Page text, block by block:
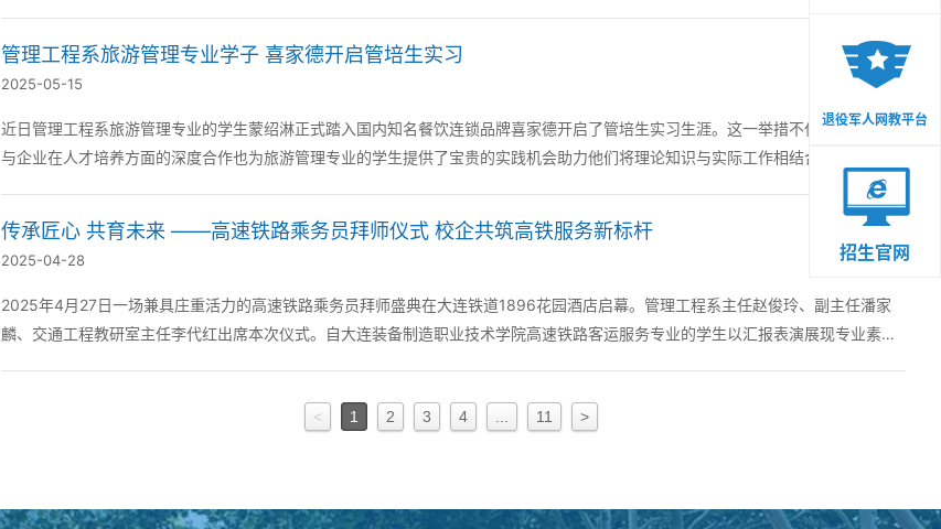
管理工程系旅游管理专业学子 喜家德开启管培生实习
2025-05-15
近日管理工程系旅游管理专业的学生蒙绍淋正式踏入国内知名餐饮连锁品牌喜家德开启了管培生实习生涯。这一举措不仅标志着学校
与企业在人才培养方面的深度合作也为旅游管理专业的学生提供了宝贵的实践机会助力他们将理论知识与实际工作相结合为未来的职
传承匠心 共育未来 ——高速铁路乘务员拜师仪式 校企共筑高铁服务新标杆
2025-04-28
2025年4月27日一场兼具庄重活力的高速铁路乘务员拜师盛典在大连铁道1896花园酒店启幕。管理工程系主任赵俊玲、副主任潘家
麟、交通工程教研室主任李代红出席本次仪式。自大连装备制造职业技术学院高速铁路客运服务专业的学生以汇报表演展现专业素养
< 1 2 3 4 11 >
退役军人网教平台
招生官网